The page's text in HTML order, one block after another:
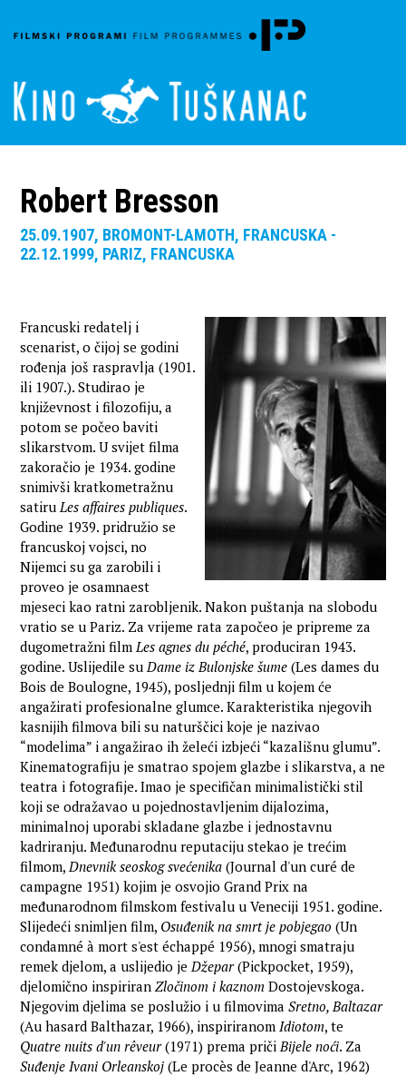
Robert Bresson
25.09.1907, BROMONT-LAMOTH, FRANCUSKA -
22.12.1999, PARIZ, FRANCUSKA
Francuski redatelj i
scenarist, o čijoj se godini
rođenja još raspravlja (1901.
ili 1907.). Studirao je
književnost i filozofiju, a
potom se počeo baviti
slikarstvom. U svijet filma
zakoračio je 1934. godine
snimivši kratkometražnu
satiruLes affaires publiques.
Godine 1939. pridružio se
francuskoj vojsci, no
Nijemci su ga zarobili i
proveo je osamnaest
mjeseci kao ratni zarobljenik. Nakon puštanja na slobodu
vratio se u Pariz. Za vrijeme rata započeo je pripreme za
dugometražni filmLes agnes du péché, produciran 1943.
godine. Uslijedile suDame iz Bulonjske šume (Les dames du
Bois de Boulogne, 1945), posljednji film u kojem će
angažirati profesionalne glumce. Karakteristika njegovih
kasnijih filmova bili su naturščici koje je nazivao
“modelima” i angažirao ih želeći izbjeći “kazališnu glumu”.
Kinematografiju je smatrao spojem glazbe i slikarstva, a ne
teatra i fotografije. Imao je specifičan minimalistički stil
koji se odražavao u pojednostavljenim dijalozima,
minimalnoj uporabi skladane glazbe i jednostavnu
kadriranju. Međunarodnu reputaciju stekao je trećim
filmom,Dnevnik seoskog svećenika (Journal d'un curé de
campagne 1951) kojim je osvojio Grand Prix na
međunarodnom filmskom festivalu u Veneciji 1951. godine.
Slijedeći snimljen film, Osuđenik na smrt je pobjegao (Un
condamné à mort s'est échappé 1956), mnogi smatraju
remek djelom, a uslijedio jeDžepar(Pickpocket, 1959),
djelomično inspiriranZločinom i kaznom Dostojevskoga.
Njegovim djelima se poslužio i u filmovimaSretno, Baltazar
(Au hasard Balthazar, 1966), inspiriranomIdiotom, te
Quatre nuits d'un rêveur(1971) prema pričiBijele noći. Za
Suđenje Ivani Orleanskoj (Le procès de Jeanne d'Arc, 1962)